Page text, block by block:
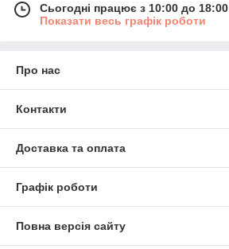
Сьогодні працює з 10:00 до 18:00
Показати весь графік роботи
Про нас
Контакти
Доставка та оплата
Графік роботи
Повна версія сайту